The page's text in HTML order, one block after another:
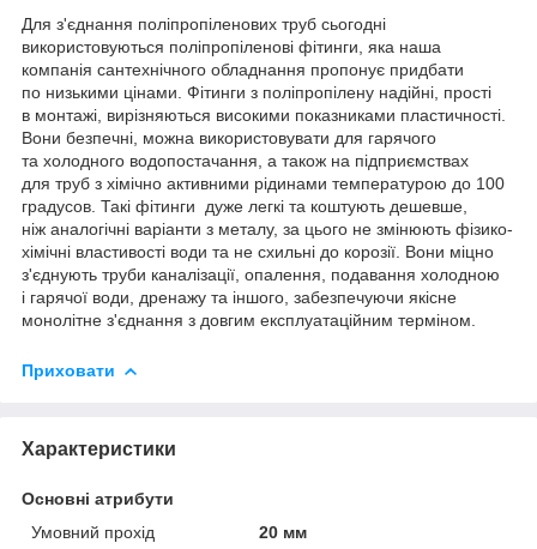
Для з'єднання поліпропіленових труб сьогодні
використовуються поліпропіленові фітинги, яка наша
компанія сантехнічного обладнання пропонує придбати
по низькими цінами. Фітинги з поліпропілену надійні, прості
в монтажі, вирізняються високими показниками пластичності.
Вони безпечні, можна використовувати для гарячого
та холодного водопостачання, а також на підприємствах
для труб з хімічно активними рідинами температурою до 100
градусов. Такі фітинги дуже легкі та коштують дешевше,
ніж аналогічні варіанти з металу, за цього не змінюють фізико-
хімічні властивості води та не схильні до корозії. Вони міцно
з'єднують труби каналізації, опалення, подавання холодною
і гарячої води, дренажу та іншого, забезпечуючи якісне
монолітне з'єднання з довгим експлуатаційним терміном.
Приховати
Характеристики
Основні атрибути
Умовний прохід
20 мм